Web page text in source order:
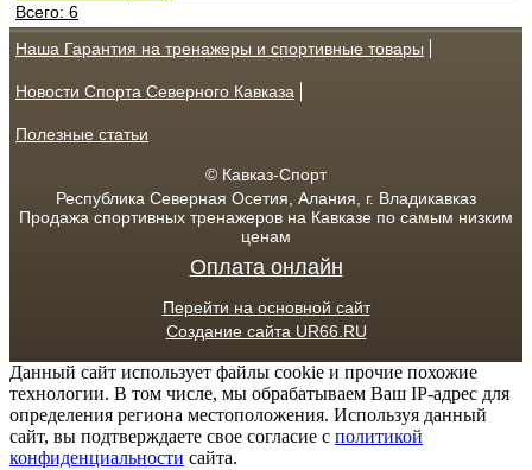
Всего: 6
Наша Гарантия на тренажеры и спортивные товары
Новости Спорта Северного Кавказа
Полезные статьи
© Кавказ-Спорт
Республика Северная Осетия, Алания, г. Владикавказ
Продажа спортивных тренажеров на Кавказе по самым низким
ценам
Оплата онлайн
Перейти на основной сайт
Создание сайта UR66.RU
Данный сайт использует файлы cookie и прочие похожие
технологии. В том числе, мы обрабатываем Ваш IP-адрес для
определения региона местоположения. Используя данный
сайт, вы подтверждаете свое согласие с политикой
конфиденциальности сайта.